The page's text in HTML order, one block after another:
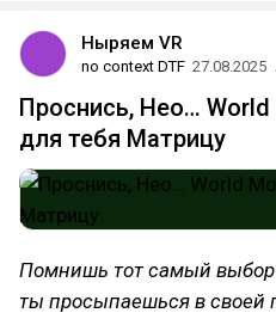
Ныряем VR
no context DTF 27.08.2025
Проснись, Нео…
для тебя Матрицу
Помнишь тот самый
ты просыпаешься в своей